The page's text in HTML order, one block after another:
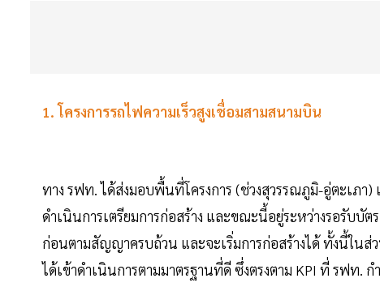
1. โครงการรถไฟความเร็วสูงเชื่อมสามสนามบิน
ทาง รฟท. ได้ส่งมอบพื้นที่โครงการ (ช่วงสุวรรณภูมิ-อู่ตะเภ
ดำเนินการเตรียมการก่อสร้าง และขณะนี้อยู่ระหว่างรอรับบั
ก่อนตามสัญญาครบถ้วน และจะเริ่มการก่อสร้างได้ ทั้งนี้ในส่
ได้เข้าดำเนินการตามมาตรฐานที่ดี ซึ่งตรงตาม KPI ที่ รฟท.